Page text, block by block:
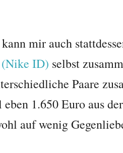
mir auch
ID) selbst
Paare
1.650 Euro aus
auf wenig